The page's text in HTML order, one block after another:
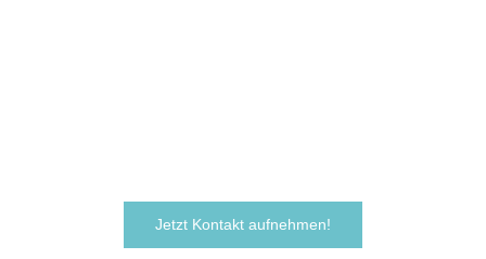
Jetzt Kontakt aufnehmen!